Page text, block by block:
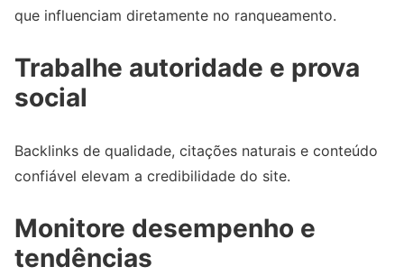
que influenciam diretamente no ranqueamento.
Trabalhe autoridade e prova
social
Backlinks de qualidade, citações naturais e conteúdo
confiável elevam a credibilidade do site.
Monitore desempenho e
tendências